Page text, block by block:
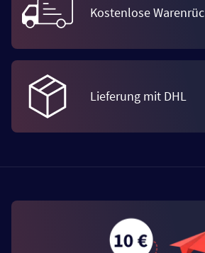
Kostenlose
Lieferung mit DHL